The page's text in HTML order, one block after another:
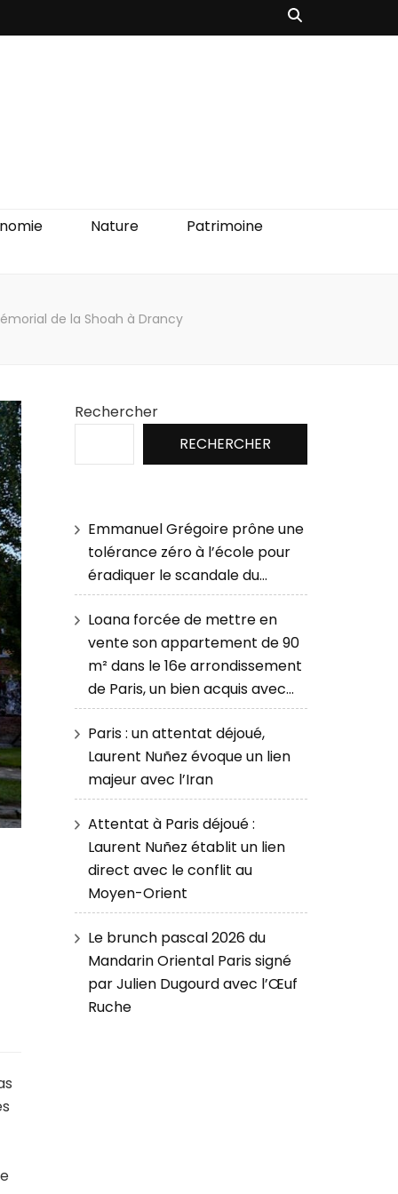
Nature Patrimoine
de la Shoah à Drancy
Rechercher
RECHERCHER
Emmanuel Grégoire prône une
tolérance zéro à l’école pour
éradiquer le scandale du…
Loana forcée de mettre en
vente son appartement de 90
m² dans le 16e arrondissement
de Paris, un bien acquis avec…
Paris : un attentat déjoué,
Laurent Nuñez évoque un lien
majeur avec l’Iran
Attentat à Paris déjoué :
Laurent Nuñez établit un lien
direct avec le conflit au
Moyen-Orient
Le brunch pascal 2026 du
Mandarin Oriental Paris signé
par Julien Dugourd avec l’Œuf
Ruche